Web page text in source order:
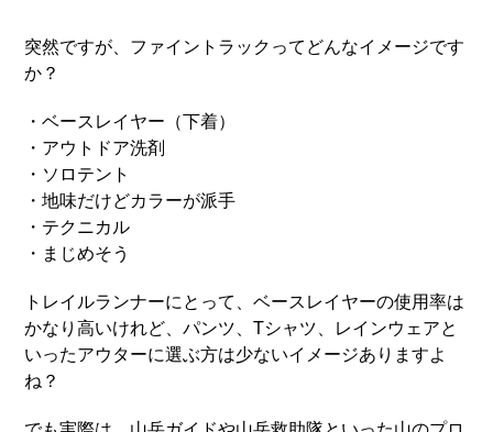
突然ですが、ファイントラックってどんなイメージです
か？
・ベースレイヤー（下着）
・アウトドア洗剤
・ソロテント
・地味だけどカラーが派手
・テクニカル
・まじめそう
トレイルランナーにとって、ベースレイヤーの使用率は
かなり高いけれど、パンツ、Tシャツ、レインウェアと
いったアウターに選ぶ方は少ないイメージありますよ
ね？